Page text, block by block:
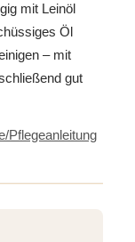
mit Leinöl
Öl
– mit
gut
Pflegeanleitung